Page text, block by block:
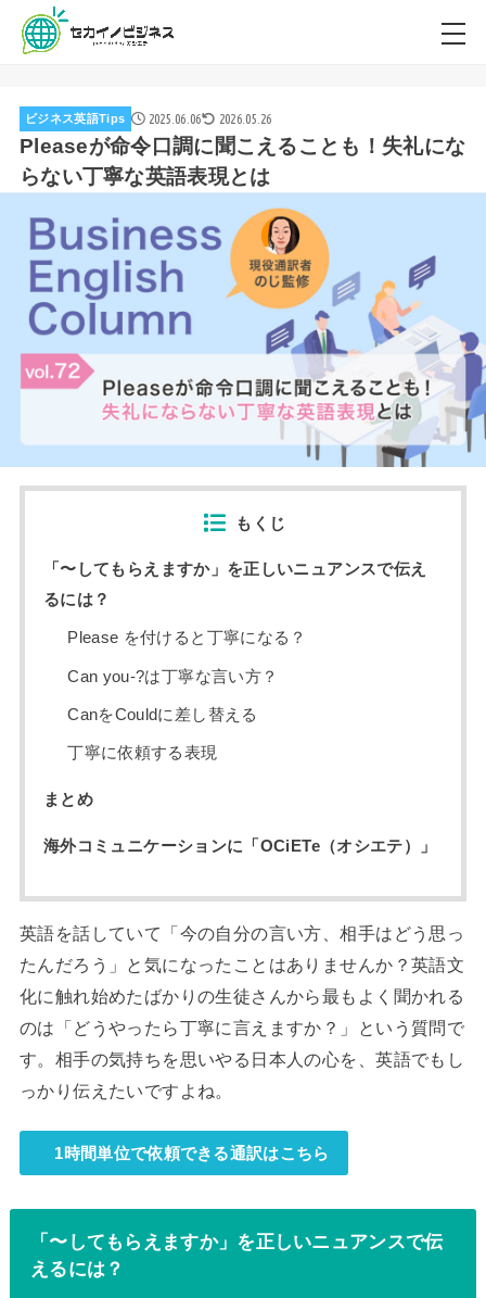
ビジネス英語Tips 2025.06.06 2026.05.26
Pleaseが命令口調に聞こえることも！失礼にな
らない丁寧な英語表現とは
もくじ
「〜してもらえますか」を正しいニュアンスで伝え
るには？
Please を付けると丁寧になる？
Can you-?は丁寧な言い方？
CanをCouldに差し替える
丁寧に依頼する表現
まとめ
海外コミュニケーションに「OCiETe（オシエテ）」
英語を話していて「今の自分の言い方、相手はどう思っ
たんだろう」と気になったことはありませんか？英語文
化に触れ始めたばかりの生徒さんから最もよく聞かれる
のは「どうやったら丁寧に言えますか？」という質問で
す。相手の気持ちを思いやる日本人の心を、英語でもし
っかり伝えたいですよね。
1時間単位で依頼できる通訳はこちら
「〜してもらえますか」を正しいニュアンスで伝
えるには？